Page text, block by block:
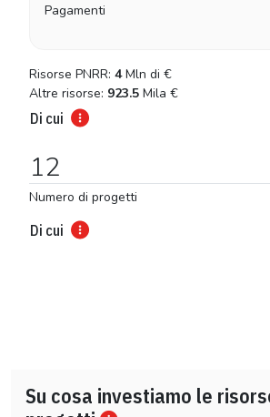
Pagamenti
Risorse PNRR: 4 Mln di €
Altre risorse: 923.5 Mila €
Di cui
12
Numero di progetti
Di cui
Su cosa investiamo le